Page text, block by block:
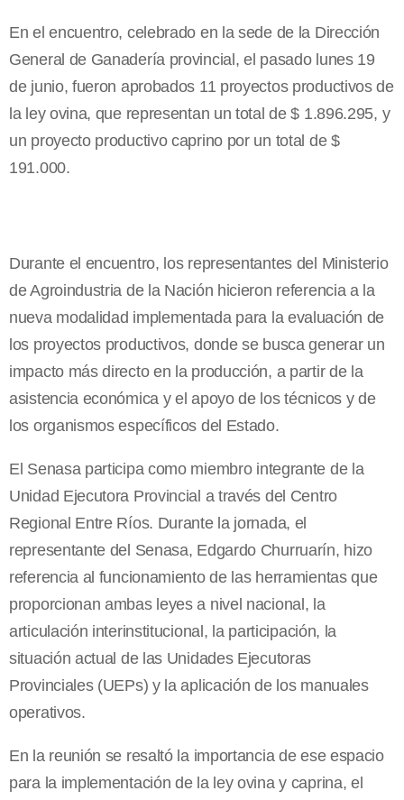
En el encuentro, celebrado en la sede de la Dirección
General de Ganadería provincial, el pasado lunes 19
de junio, fueron aprobados 11 proyectos productivos de
la ley ovina, que representan un total de $ 1.896.295, y
un proyecto productivo caprino por un total de $
191.000.
Durante el encuentro, los representantes del Ministerio
de Agroindustria de la Nación hicieron referencia a la
nueva modalidad implementada para la evaluación de
los proyectos productivos, donde se busca generar un
impacto más directo en la producción, a partir de la
asistencia económica y el apoyo de los técnicos y de
los organismos específicos del Estado.
El Senasa participa como miembro integrante de la
Unidad Ejecutora Provincial a través del Centro
Regional Entre Ríos. Durante la jornada, el
representante del Senasa, Edgardo Churruarín, hizo
referencia al funcionamiento de las herramientas que
proporcionan ambas leyes a nivel nacional, la
articulación interinstitucional, la participación, la
situación actual de las Unidades Ejecutoras
Provinciales (UEPs) y la aplicación de los manuales
operativos.
En la reunión se resaltó la importancia de ese espacio
para la implementación de la ley ovina y caprina, el